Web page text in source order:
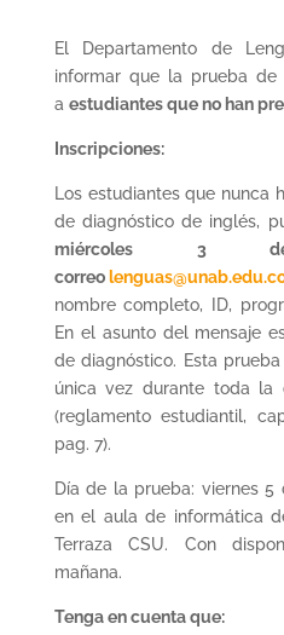
El Departamento de
informar que la prueba de
a estudiantes que no han
Inscripciones:
Los estudiantes que nunca
de diagnóstico de inglés,
miércoles 3
correo
nombre completo, ID,
En el asunto del mensaje
de diagnóstico. Esta
única vez durante toda la
(reglamento estudiantil,
pag. 7).
Día de la prueba: viernes
en el aula de informática
Terraza CSU. Con
mañana.
Tenga en cuenta que: